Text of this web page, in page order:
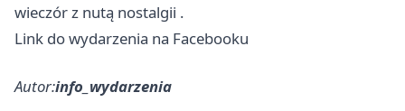
wieczór z nutą nostalgii .
Link do wydarzenia na Facebooku
Autor:info_wydarzenia